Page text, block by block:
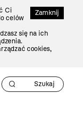
Zamknij
Ci
celów
się na ich
cookies,